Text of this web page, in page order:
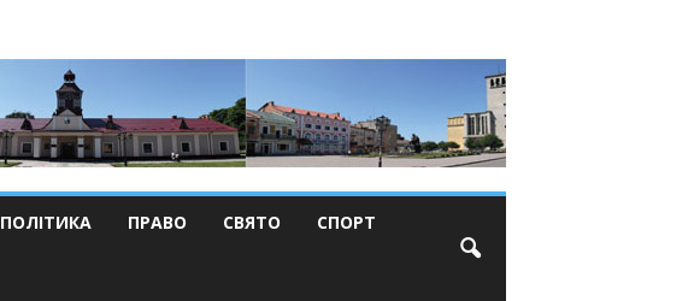
ПОЛІТИКА ПРАВО СВЯТО СПОРТ